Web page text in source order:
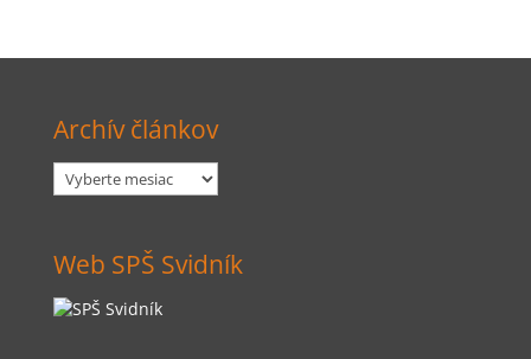
Archív článkov
Archív
článkov
Web SPŠ Svidník